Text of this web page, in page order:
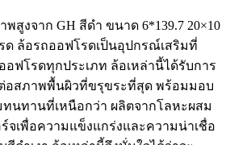
งจาก GH สีดำ ขนาด 6*139.7 20×10
ด ล้อรถออฟโรดเป็นอุปกรณ์เสริมที่
ฟโรดทุกประเภท ล้อเหล่านี้ได้รับการ
อสภาพพื้นผิวที่ขรุขระที่สุด พร้อมมอบ
นทานที่เหนือกว่า ผลิตจากโลหะผสม
เพื่อความแข็งแกร่งและความน่าเชื่อ